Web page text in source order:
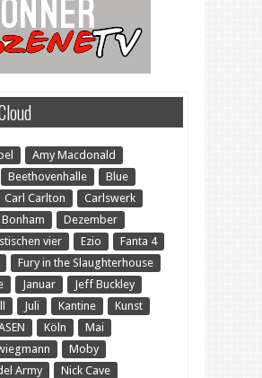
Amy Macdonald
Beethovenhalle
Blue
Carl Carlton
Carlswerk
Dezember
vier
Ezio
Fanta 4
Fury in the Slaughterhouse
Januar
Jeff Buckley
Juli Kantine
Kunst
Köln
Mai
Moby
Army
Nick Cave